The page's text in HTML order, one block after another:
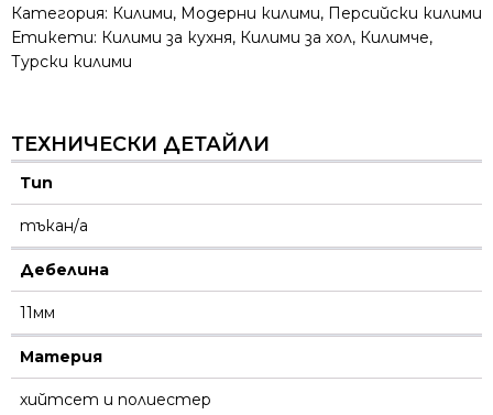
Категория: Килими, Модерни килими, Персийски килими
Етикети: Килими за кухня, Килими за хол, Килимче,
Турски килими
ТЕХНИЧЕСКИ ДЕТАЙЛИ
Тип
тъкан/а
Дебелина
11мм
Материя
хийтсет и полиестeр